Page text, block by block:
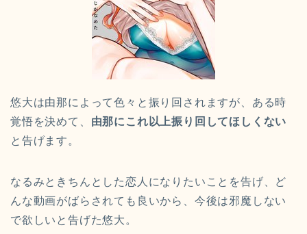
悠大は由那によって色々と振り回されますが、ある時
覚悟を決めて、 由那にこれ以上振り回してほしくない
と告げます。
なるみときちんとした恋人になりたいことを告げ、ど
んな動画がばらされても良いから、今後は邪魔しない
で欲しいと告げた悠大。